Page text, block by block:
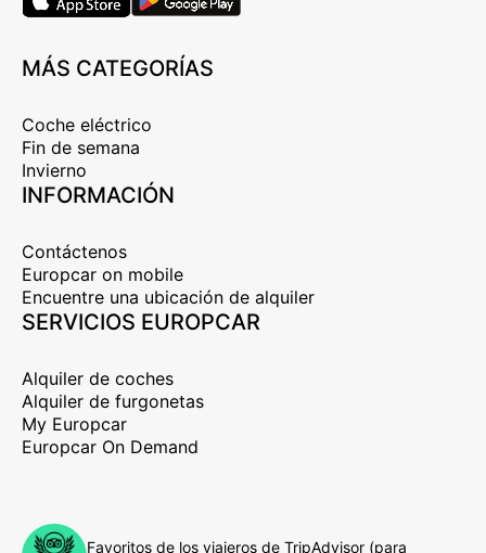
MÁS CATEGORÍAS
Coche eléctrico
Fin de semana
Invierno
INFORMACIÓN
Contáctenos
Europcar on mobile
Encuentre una ubicación de alquiler
SERVICIOS EUROPCAR
Alquiler de coches
Alquiler de furgonetas
My Europcar
Europcar On Demand
Favoritos de los viajeros de TripAdvisor (para